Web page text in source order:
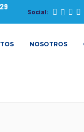
Social:
NOSOTROS